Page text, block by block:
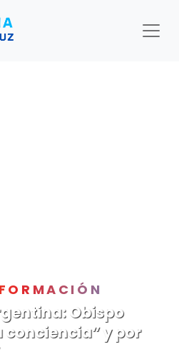
Obispo
y por